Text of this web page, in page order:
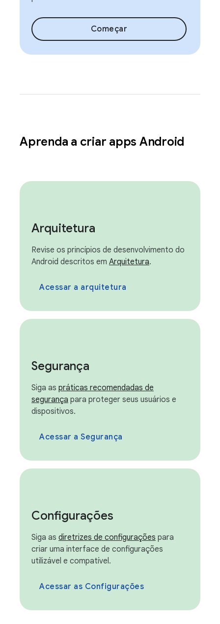
Começar
Aprenda a criar apps Android
Arquitetura
Revise os princípios de desenvolvimento do
Android descritos em Arquitetura.
Acessar a arquitetura
Segurança
Siga as práticas recomendadas de
segurança para proteger seus usuários e
dispositivos.
Acessar a Segurança
Configurações
Siga as diretrizes de configurações para
criar uma interface de configurações
utilizável e compatível.
Acessar as Configurações